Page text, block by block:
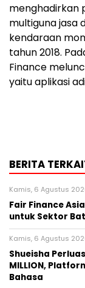
menghadirkan
multiguna jasa
kendaraan
tahun 2018.
Finance
yaitu aplikasi
BERITA
Kamis, 6 Agustus
Fair Finance
untuk Sektor
Kamis, 6 Agustus
Shueisha
MILLION,
Bahasa